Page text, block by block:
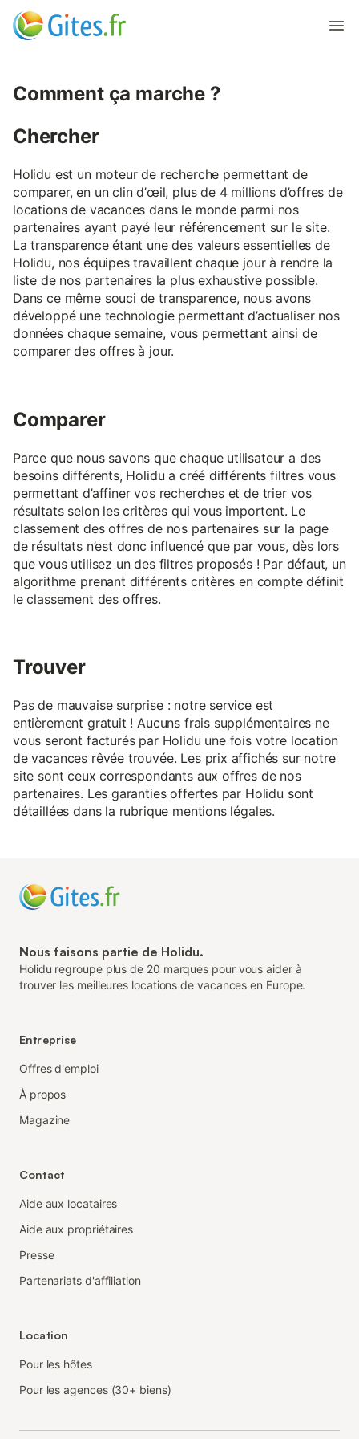
Comment ça marche ?
Chercher
Holidu est un moteur de recherche permettant de
comparer, en un clin d’œil, plus de 4 millions d’offres de
locations de vacances dans le monde parmi nos
partenaires ayant payé leur référencement sur le site.
La transparence étant une des valeurs essentielles de
Holidu, nos équipes travaillent chaque jour à rendre la
liste de nos partenaires la plus exhaustive possible.
Dans ce même souci de transparence, nous avons
développé une technologie permettant d’actualiser nos
données chaque semaine, vous permettant ainsi de
comparer des offres à jour.
Comparer
Parce que nous savons que chaque utilisateur a des
besoins différents, Holidu a créé différents filtres vous
permettant d’affiner vos recherches et de trier vos
résultats selon les critères qui vous importent. Le
classement des offres de nos partenaires sur la page
de résultats n’est donc influencé que par vous, dès lors
que vous utilisez un des filtres proposés ! Par défaut, un
algorithme prenant différents critères en compte définit
le classement des offres.
Trouver
Pas de mauvaise surprise : notre service est
entièrement gratuit ! Aucuns frais supplémentaires ne
vous seront facturés par Holidu une fois votre location
de vacances rêvée trouvée. Les prix affichés sur notre
site sont ceux correspondants aux offres de nos
partenaires. Les garanties offertes par Holidu sont
détaillées dans la rubrique mentions légales.
Nous faisons partie de Holidu.
Holidu regroupe plus de 20 marques pour vous aider à
trouver les meilleures locations de vacances en Europe.
Entreprise
Offres d'emploi
À propos
Magazine
Contact
Aide aux locataires
Aide aux propriétaires
Presse
Partenariats d'affiliation
Location
Pour les hôtes
Pour les agences (30+ biens)